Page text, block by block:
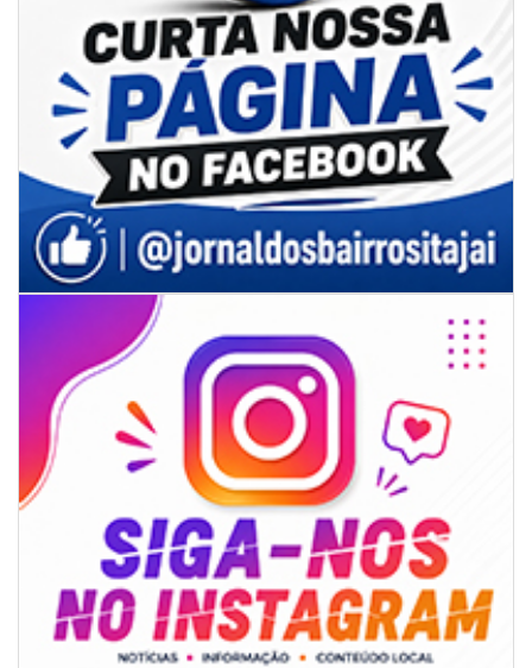
06/08/2026 | 18:18
Programa de IST/Aids e Hepatites Virais faz testagem rápida em frente
ao CIS
GERAL